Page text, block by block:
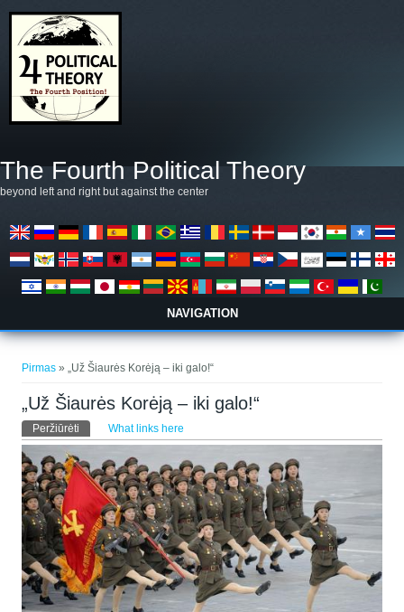
The Fourth Political Theory
beyond left and right but against the center
NAVIGATION
Jūs esate čia
Pirmas » „Už Šiaurės Korėją – iki galo!“
„Už Šiaurės Korėją – iki galo!“
Pirminės kortelės
Peržiūrėti (aktyvi kortelė)
What links here